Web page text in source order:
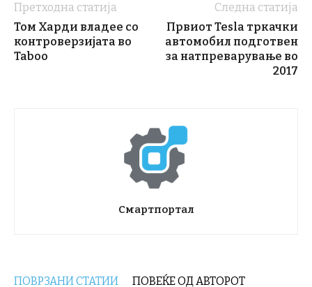
Претходна статија
Том Харди владее со
контроверзијата во
Taboo
Следна статија
Првиот Tesla тркачки
автомобил подготвен
за натпреварување во
2017
Смартпортал
ПОВРЗАНИ СТАТИИ ПОВЕЌЕ ОД АВТОРОТ